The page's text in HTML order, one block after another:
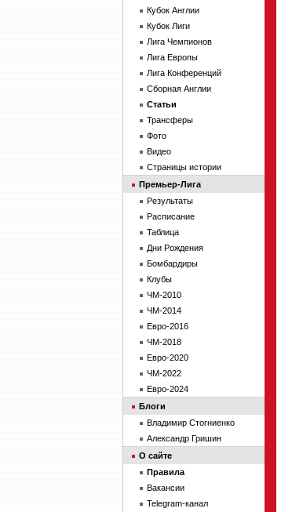
Кубок Англии
Кубок Лиги
Лига Чемпионов
Лига Европы
Лига Конференций
Сборная Англии
Статьи
Трансферы
Фото
Видео
Страницы истории
Премьер-Лига
Результаты
Расписание
Таблица
Дни Рождения
Бомбардиры
Клубы
ЧМ-2010
ЧМ-2014
Евро-2016
ЧМ-2018
Евро-2020
ЧМ-2022
Евро-2024
Блоги
Владимир Стогниенко
Александр Гришин
О сайте
Правила
Вакансии
Telegram-канал